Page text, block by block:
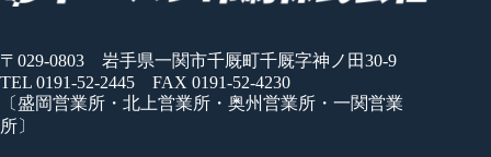
〒029-0803 岩手県一関市千厩町千厩字神ノ田30-9
TEL 0191-52-2445 FAX 0191-52-4230
〔盛岡営業所・北上営業所・奥州営業所・一関営業
所〕